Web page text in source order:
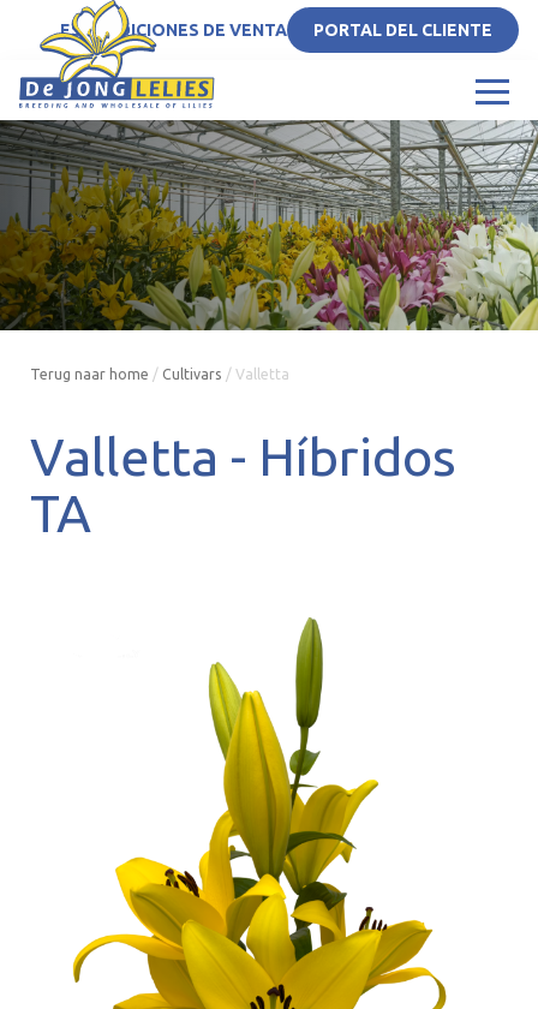
ESCONDICIONES DE VENTA PORTAL DEL CLIENTE
Terug naar home / Cultivars / Valletta
Valletta - Híbridos
TA